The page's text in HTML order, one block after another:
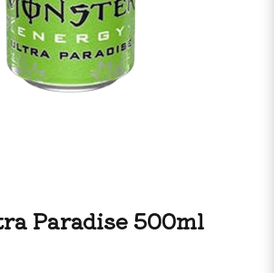
Paradise 500ml